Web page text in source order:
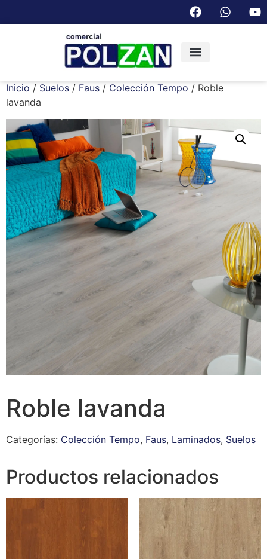
Inicio / Suelos / Faus / Colección Tempo / Roble
lavanda
Roble lavanda
Categorías: Colección Tempo, Faus, Laminados, Suelos
Productos relacionados